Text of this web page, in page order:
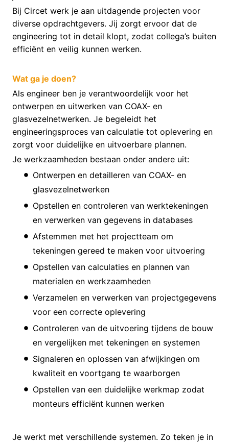
Bij Circet werk je aan uitdagende projecten voor
diverse opdrachtgevers. Jij zorgt ervoor dat de
engineering tot in detail klopt, zodat collega’s buiten
efficiënt en veilig kunnen werken.
Wat ga je doen?
Als engineer ben je verantwoordelijk voor het
ontwerpen en uitwerken van COAX- en
glasvezelnetwerken. Je begeleidt het
engineeringsproces van calculatie tot oplevering en
zorgt voor duidelijke en uitvoerbare plannen.
Je werkzaamheden bestaan onder andere uit:
Ontwerpen en detailleren van COAX- en
glasvezelnetwerken
Opstellen en controleren van werktekeningen
en verwerken van gegevens in databases
Afstemmen met het projectteam om
tekeningen gereed te maken voor uitvoering
Opstellen van calculaties en plannen van
materialen en werkzaamheden
Verzamelen en verwerken van projectgegevens
voor een correcte oplevering
Controleren van de uitvoering tijdens de bouw
en vergelijken met tekeningen en systemen
Signaleren en oplossen van afwijkingen om
kwaliteit en voortgang te waarborgen
Opstellen van een duidelijke werkmap zodat
monteurs efficiënt kunnen werken
Je werkt met verschillende systemen. Zo teken je in